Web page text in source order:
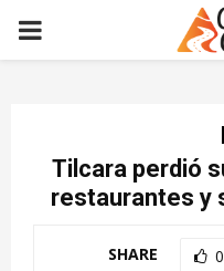
PRIMARY
Tilcara perdió
restaurantes y
SHARE 0